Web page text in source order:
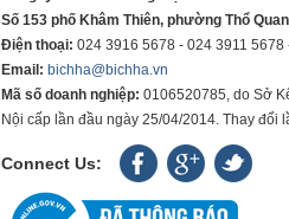
Số 153 phố Khâm Thiên, phường Thổ
Điện thoại: 024 3916 5678 - 024 3911 5678
Email: bichha@bichha.vn
Mã số doanh nghiệp: 0106520785, do Sở
Nội cấp lần đầu ngày 25/04/2014. Thay đổi
Connect Us: